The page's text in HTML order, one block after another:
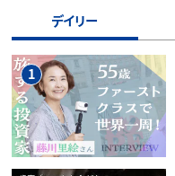
デイリー
1